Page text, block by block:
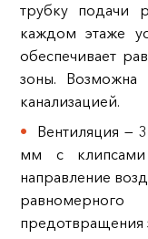
трубку подачи
каждом этаже
обеспечивает
зоны. Возможна
канализацией.
Вентиляция —
мм с
направление
предотвращения